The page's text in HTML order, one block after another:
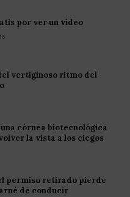
por ver un vídeo
vertiginoso ritmo del
córnea biotecnológica
la vista a los ciegos
permiso retirado pierde
de conducir